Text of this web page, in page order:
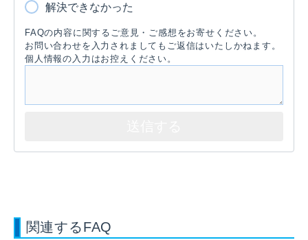
解決できなかった
FAQの内容に関するご意見・ご感想をお寄せください。
お問い合わせを入力されましてもご返信はいたしかねます。
個人情報の入力はお控えください。
関連するFAQ